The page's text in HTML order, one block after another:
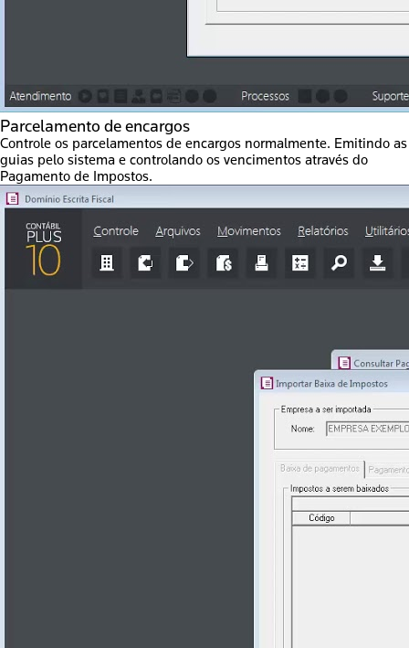
Parcelamento de encargos
Controle os parcelamentos de encargos normalmente. Emitindo as
guias pelo sistema e controlando os vencimentos através do
Pagamento de Impostos.